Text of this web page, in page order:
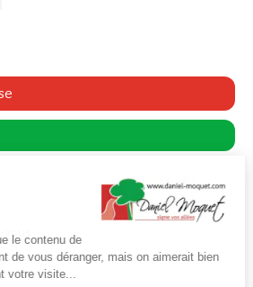
le contenu de
de vous déranger, mais on aimerait bien
votre visite...